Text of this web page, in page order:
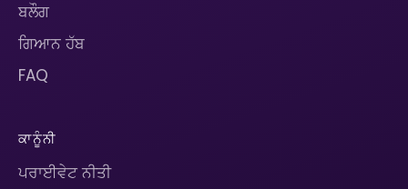
ਬਲੌਗ
ਗਿਆਨ ਹੱਬ
FAQ
ਕਾਨੂੰਨੀ
ਪਰਾਈਵੇਟ ਨੀਤੀ